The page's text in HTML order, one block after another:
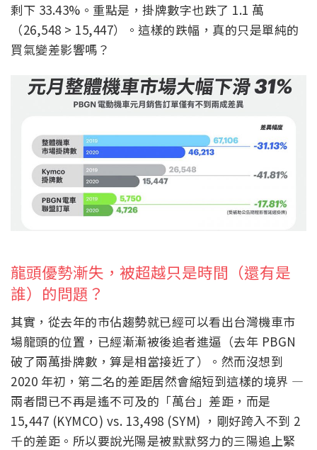
剩下 33.43%。重點是，掛牌數字也跌了 1.1 萬
（26,548 > 15,447）。這樣的跌幅，真的只是單純的
買氣變差影響嗎？
龍頭優勢漸失，被超越只是時間（還有是
誰）的問題？
其實，從去年的市佔趨勢就已經可以看出台灣機車市
場龍頭的位置，已經漸漸被後追者進逼（去年 PBGN
破了兩萬掛牌數，算是相當接近了）。然而沒想到
2020 年初，第二名的差距居然會縮短到這樣的境界 —
兩者間已不再是遙不可及的「萬台」差距，而是
15,447 (KYMCO) vs. 13,498 (SYM) ，剛好跨入不到 2
千的差距。所以要說光陽是被默默努力的三陽追上緊